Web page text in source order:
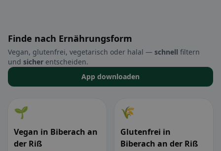
Finde nach Ernährungsform
Vegan, glutenfrei, vegetarisch oder halal — schnell filtern
und sicher entscheiden.
App downloaden
🌱
Vegan in Biberach an
der Riß
🌾
Glutenfrei in
Biberach an der Riß